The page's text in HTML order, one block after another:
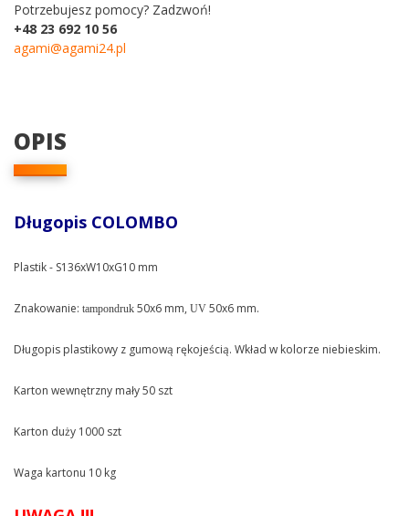
Potrzebujesz pomocy? Zadzwoń!
+48 23 692 10 56
agami@agami24.pl
OPIS
Długopis COLOMBO
Plastik - S136xW10xG10 mm
Znakowanie: tampondruk 50x6 mm, UV 50x6 mm.
Długopis plastikowy z gumową rękojeścią. Wkład w kolorze niebieskim.
Karton wewnętrzny mały 50 szt
Karton duży 1000 szt
Waga kartonu 10 kg